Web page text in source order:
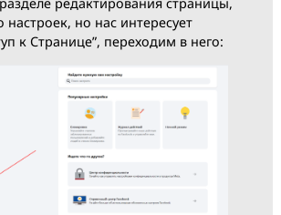
к настройке самой страницы
кнопке всё в том же